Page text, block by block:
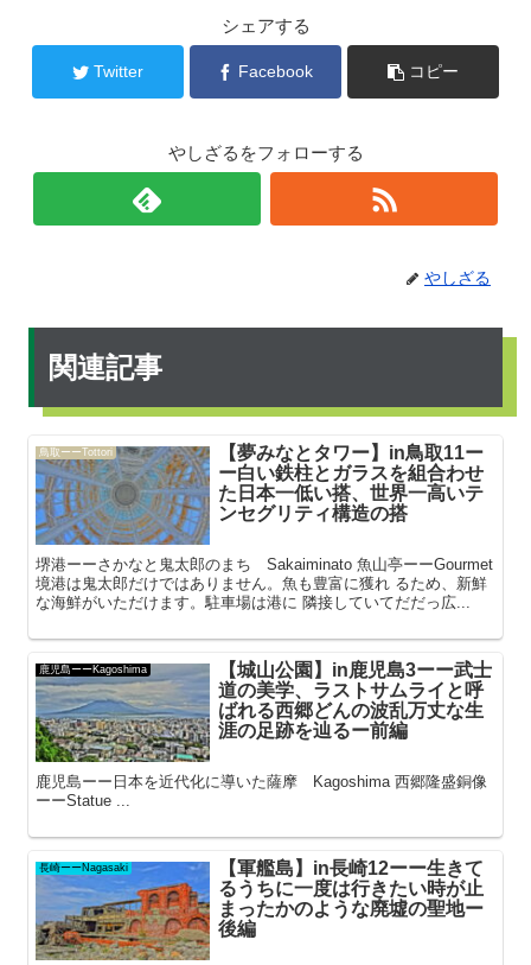
シェアする
Twitter Facebook コピー
やしざるをフォローする
やしざる
関連記事
鳥取ーーTottori
【夢みなとタワー】in鳥取11ー
ー白い鉄柱とガラスを組合わせ
た日本一低い搭、世界一高いテ
ンセグリティ構造の搭
堺港ーーさかなと鬼太郎のまち Sakaiminato 魚山亭ーーGourmet
境港は鬼太郎だけではありません。魚も豊富に獲れ るため、新鮮
な海鮮がいただけます。駐車場は港に 隣接していてだだっ広...
鹿児島ーーKagoshima
【城山公園】in鹿児島3ーー武士
道の美学、ラストサムライと呼
ばれる西郷どんの波乱万丈な生
涯の足跡を辿るー前編
鹿児島ーー日本を近代化に導いた薩摩 Kagoshima 西郷隆盛銅像
ーーStatue ...
長崎ーーNagasaki
【軍艦島】in長崎12ーー生きて
るうちに一度は行きたい時が止
まったかのような廃墟の聖地ー
後編